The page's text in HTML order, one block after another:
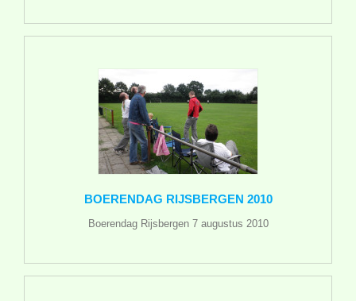
BOERENDAG RIJSBERGEN 2010
Boerendag Rijsbergen 7 augustus 2010